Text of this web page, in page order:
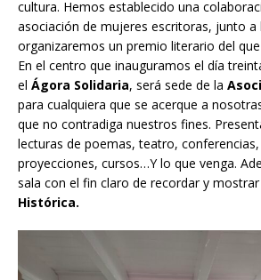
cultura. Hemos establecido una
asociación de mujeres escritoras, junto a
organizaremos un premio literario del
En el centro que inauguramos el día
el Ágora Solidaria, será sede de la
para cualquiera que se acerque a
que no contradiga nuestros fines.
lecturas de poemas, teatro, conferencias,
proyecciones, cursos…Y lo que venga.
sala con el fin claro de recordar y
Histórica.